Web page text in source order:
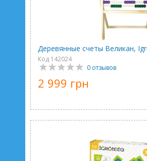
Деревянные счеты Великан,
Код 142024
0 отзывов
2 999 грн